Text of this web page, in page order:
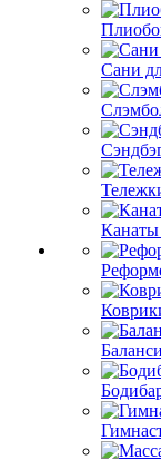
Сани
Канаты